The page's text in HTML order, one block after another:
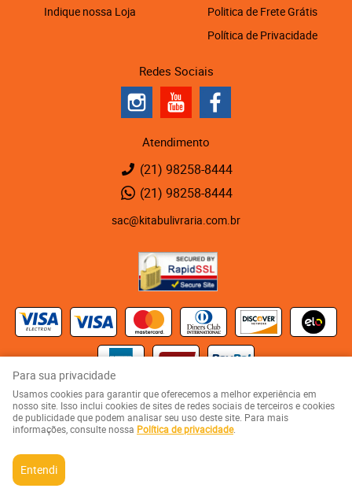
Indique nossa Loja
Politica de Frete Grátis
Política de Privacidade
Redes Sociais
Atendimento
(21) 98258-8444
(21) 98258-8444
sac@kitabulivraria.com.br
Kaza 123 - Rua Visconde de Abaeté, 123-Vila Isabel, Rio de Janeiro-RJ
CEP: 20551-080
KITABU LIVRARIA NEGRA E EDITORA LTDA
Para sua privacidade
Usamos cookies para garantir que oferecemos a melhor experiência em
nosso site. Isso inclui cookies de sites de redes sociais de terceiros e cookies
de publicidade que podem analisar seu uso deste site. Para mais
informações, consulte nossa Política de privacidade.
Entendi